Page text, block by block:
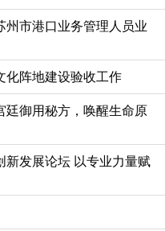
州市港口业务管理人员业
化阵地建设验收工作
廷御用秘方，唤醒生命原
新发展论坛 以专业力量赋